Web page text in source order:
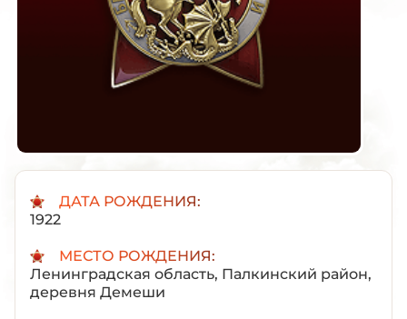
ДАТА РОЖДЕНИЯ:
1922
МЕСТО РОЖДЕНИЯ:
Ленинградская область, Палкинский район,
деревня Демеши